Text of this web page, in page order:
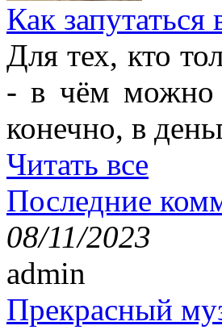
Как запутаться
Для тех, кто
- в чём можно
конечно, в
Читать все
Последние
08/11/2023
admin
Прекрасный